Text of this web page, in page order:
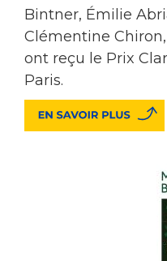
Bintner, Émilie
Clémentine
ont reçu le Prix
Paris.